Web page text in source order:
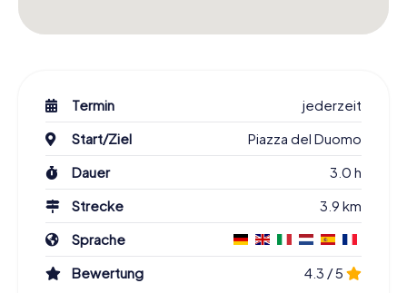
Termin
jederzeit
Start/Ziel
Piazza del Duomo
Dauer
3.0 h
Strecke
3.9 km
Sprache
Bewertung
4.3 / 5